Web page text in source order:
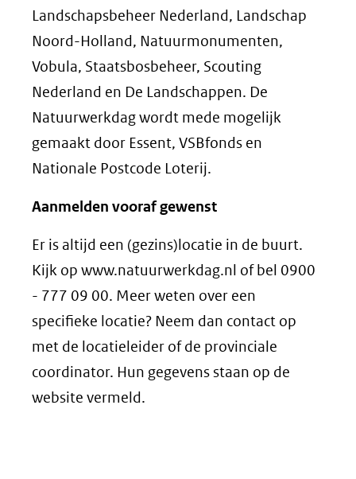
Landschapsbeheer Nederland, Landschap
Noord-Holland, Natuurmonumenten,
Vobula, Staatsbosbeheer, Scouting
Nederland en De Landschappen. De
Natuurwerkdag wordt mede mogelijk
gemaakt door Essent, VSBfonds en
Nationale Postcode Loterij.
Aanmelden vooraf gewenst
Er is altijd een (gezins)locatie in de buurt.
Kijk op www.natuurwerkdag.nl of bel 0900
- 777 09 00. Meer weten over een
specifieke locatie? Neem dan contact op
met de locatieleider of de provinciale
coordinator. Hun gegevens staan op de
website vermeld.